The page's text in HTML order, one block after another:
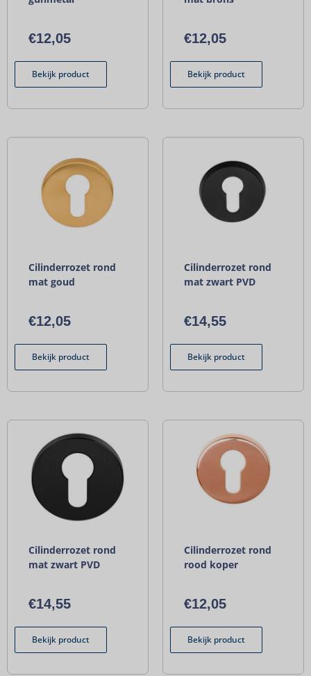
€12,05
Bekijk product
€12,05
Bekijk product
Cilinderrozet rond
mat goud
€12,05
Bekijk product
Cilinderrozet rond
mat zwart PVD
€14,55
Bekijk product
Cilinderrozet rond
mat zwart PVD
€14,55
Bekijk product
Cilinderrozet rond
rood koper
€12,05
Bekijk product